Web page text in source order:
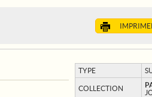
TYPE
COLLECTION